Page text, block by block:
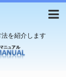
を紹介します